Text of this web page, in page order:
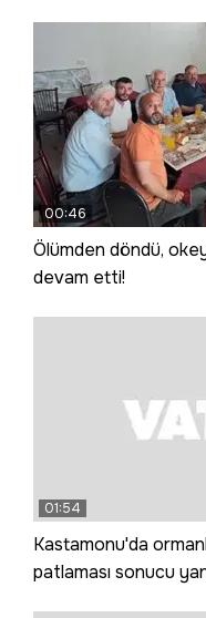
00:46
Ölümden döndü,
devam etti!
01:54
Kastamonu'da
patlaması sonucu